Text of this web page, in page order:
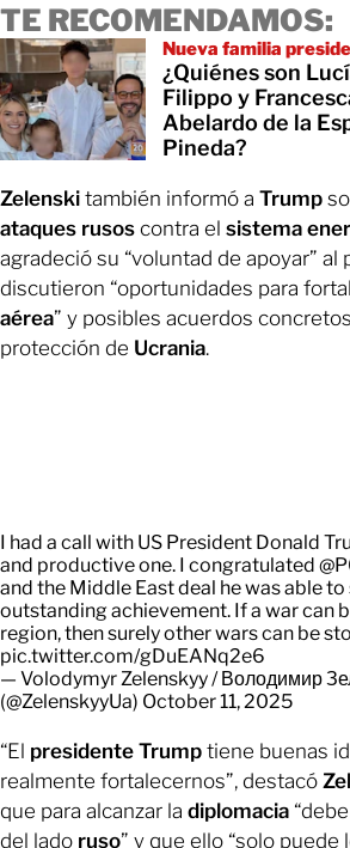
TE RECOMENDAMOS:
Nueva familia
¿Quiénes son
Filippo y
Abelardo de la
Pineda?
Zelenski también informó a Trump
ataques rusos contra el sistema
agradeció su “voluntad de apoyar” al
discutieron “oportunidades para
aérea” y posibles acuerdos
protección de Ucrania.
I had a call with US President Donald
and productive one. I congratulated
and the Middle East deal he was able to
outstanding achievement. If a war can
region, then surely other wars can be
pic.twitter.com/gDuEANq2e6
— Volodymyr Zelenskyy / Володимир
(@ZelenskyyUa) October 11, 2025
“El presidente Trump tiene buenas
realmente fortalecernos”, destacó
que para alcanzar la diplomacia
del lado ruso” y que ello “solo